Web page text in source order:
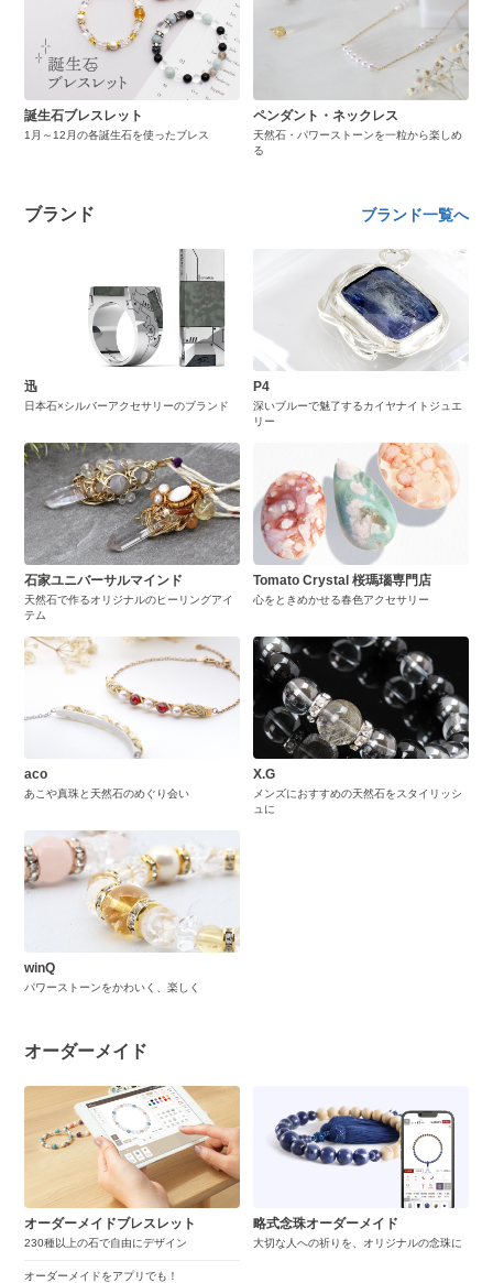
誕生石ブレスレット
1月～12月の各誕生石を使ったブレス
ペンダント・ネックレス
天然石・パワーストーンを一粒から楽しめ
る
ブランド ブランド一覧へ
迅
日本石×シルバーアクセサリーのブランド
P4
深いブルーで魅了するカイヤナイトジュエ
リー
石家ユニバーサルマインド
天然石で作るオリジナルのヒーリングアイ
テム
Tomato Crystal 桜瑪瑙専門店
心をときめかせる春色アクセサリー
aco
あこや真珠と天然石のめぐり会い
X.G
メンズにおすすめの天然石をスタイリッシ
ュに
winQ
パワーストーンをかわいく、楽しく
オーダーメイド
オーダーメイドブレスレット
230種以上の石で自由にデザイン
オーダーメイドをアプリでも！
略式念珠オーダーメイド
大切な人への祈りを、オリジナルの念珠に